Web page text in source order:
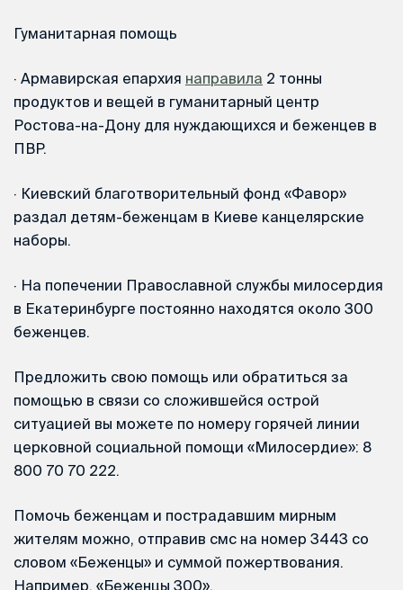
Гуманитарная помощь
· Армавирская епархия направила 2 тонны
продуктов и вещей в гуманитарный центр
Ростова-на-Дону для нуждающихся и беженцев в
ПВР.
· Киевский благотворительный фонд «Фавор»
раздал детям-беженцам в Киеве канцелярские
наборы.
· На попечении Православной службы милосердия
в Екатеринбурге постоянно находятся около 300
беженцев.
Предложить свою помощь или обратиться за
помощью в связи со сложившейся острой
ситуацией вы можете по номеру горячей линии
церковной социальной помощи «Милосердие»: 8
800 70 70 222.
Помочь беженцам и пострадавшим мирным
жителям можно, отправив смс на номер 3443 со
словом «Беженцы» и суммой пожертвования.
Например, «Беженцы 300».